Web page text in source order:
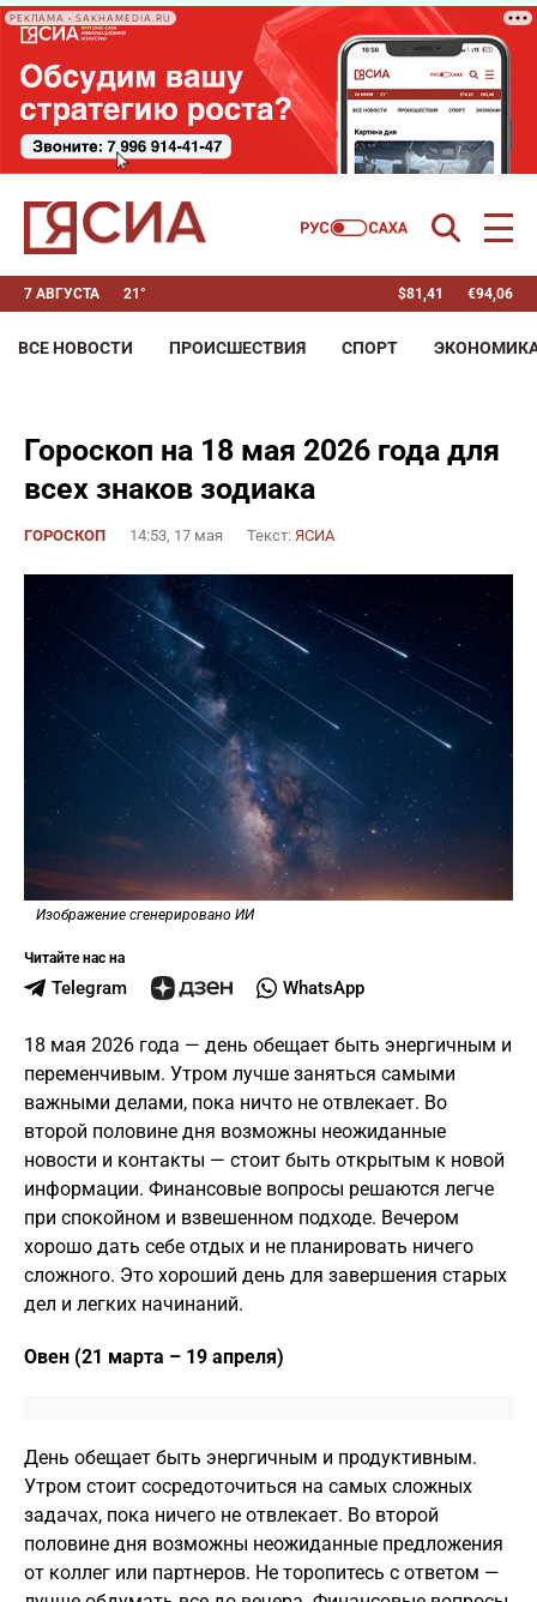
РЕКЛАМА • SAKHAMEDIA.RU
7 АВГУСТА 21° $81,41 €94,06
ВСЕ НОВОСТИ ПРОИСШЕСТВИЯ СПОРТ
Гороскоп на 18 мая 2026 года для
всех знаков зодиака
ГОРОСКОП 14:53, 17 мая Текст: ЯСИА
Изображение сгенерировано ИИ
Читайте нас на
Telegram WhatsApp
18 мая 2026 года — день обещает быть энергичным и
переменчивым. Утром лучше заняться самыми
важными делами, пока ничто не отвлекает. Во
второй половине дня возможны неожиданные
новости и контакты — стоит быть открытым к новой
информации. Финансовые вопросы решаются легче
при спокойном и взвешенном подходе. Вечером
хорошо дать себе отдых и не планировать ничего
сложного. Это хороший день для завершения старых
дел и легких начинаний.
Овен (21 марта – 19 апреля)
День обещает быть энергичным и продуктивным.
Утром стоит сосредоточиться на самых сложных
задачах, пока ничего не отвлекает. Во второй
половине дня возможны неожиданные предложения
от коллег или партнеров. Не торопитесь с ответом —